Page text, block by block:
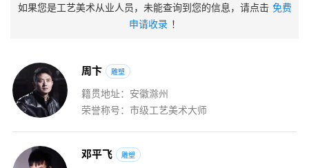
如果您是工艺美术从业人员，未能查询到您的信息，请点击 免费
申请收录 ！
周卞 雕塑
籍贯地址：安徽滁州
荣誉称号：市级工艺美术大师
邓平飞 雕塑